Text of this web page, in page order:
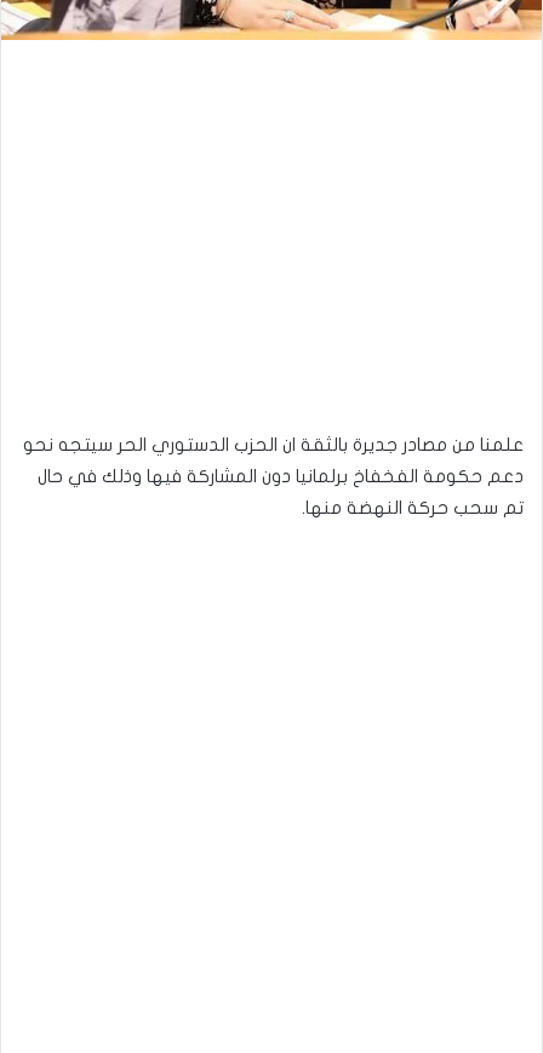
علمنا من مصادر جديرة بالثقة ان الحزب الدستوري الحر سيتجه نحو
دعم حكومة الفخفاخ برلمانيا دون المشاركة فيها وذلك في حال
تم سحب حركة النهضة منها.